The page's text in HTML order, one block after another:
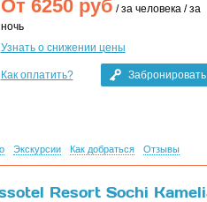
От 6250руб / за человека / за
ночь
Узнать о снижении цены
Как оплатить? Забронировать
Экскурсии Как добраться Отзывы
Resort Sochi